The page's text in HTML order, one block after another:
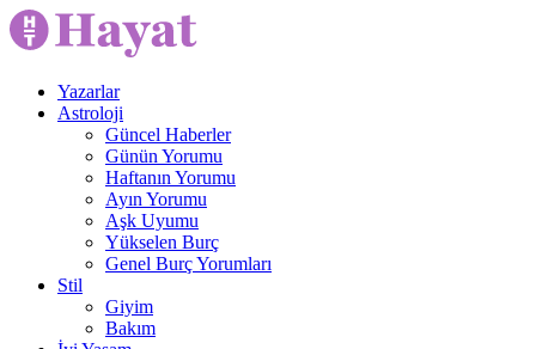
Yazarlar
Astroloji
Güncel Haberler
Günün Yorumu
Haftanın Yorumu
Ayın Yorumu
Aşk Uyumu
Yükselen Burç
Genel Burç Yorumları
Stil
Giyim
Bakım